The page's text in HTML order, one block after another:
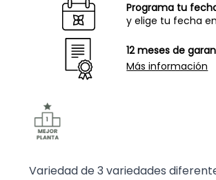
Programa tu
y elige tu fecha
12 meses de
Más información
Variedad de 3 variedades